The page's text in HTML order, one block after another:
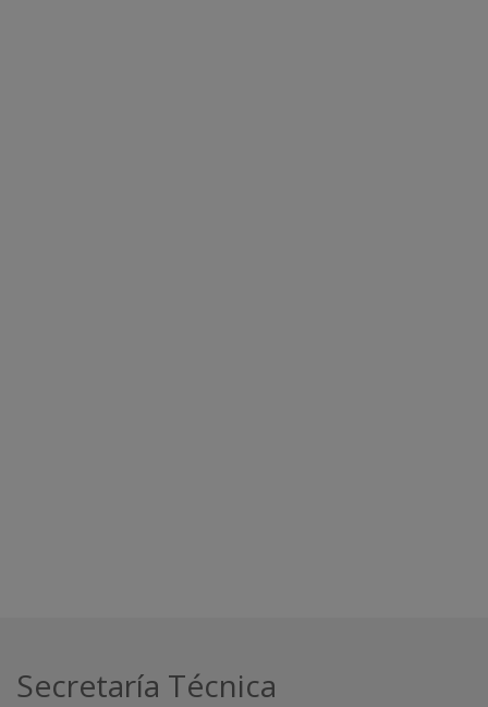
Secretaría Técnica